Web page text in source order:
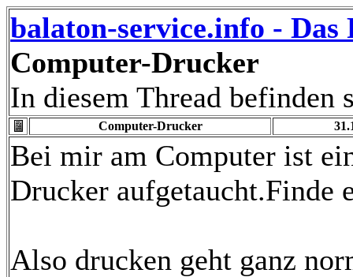
balaton-service.info -
Computer-Drucker
In diesem Thread befinden
Computer-Drucker
Bei mir am Computer ist
Drucker aufgetaucht.Finde
Also drucken geht ganz